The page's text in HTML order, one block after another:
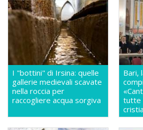
I "bottini" di Irsina: quelle
gallerie medievali scavate
nella roccia per
raccogliere acqua sorgiva
Bari,
tutte